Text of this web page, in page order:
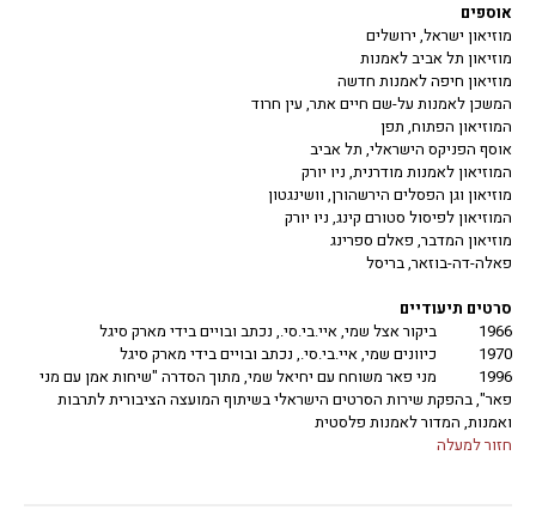
אוספים
מוזיאון ישראל, ירושלים
מוזיאון תל אביב לאמנות
מוזיאון חיפה לאמנות חדשה
המשכן לאמנות על-שם חיים אתר, עין חרוד
המוזיאון הפתוח, תפן
אוסף הפניקס הישראלי, תל אביב
המוזיאון לאמנות מודרנית, ניו יורק
מוזיאון וגן הפסלים הירשהורן, וושינגטון
המוזיאון לפיסול סטורם קינג, ניו יורק
מוזיאון המדבר, פאלם ספרינג
פאלה-דה-בוזאר, בריסל
סרטים תיעודיים
1966
ביקור אצל שמי, איי.בי.סי., נכתב ובויים בידי מארק סיגל
1970
כיוונים שמי, איי.בי.סי., נכתב ובויים בידי מארק סיגל
1996
מני פאר משוחח עם יחיאל שמי, מתוך הסדרה "שיחות אמן עם מני
פאר", בהפקת שירות הסרטים הישראלי בשיתוף המועצה הציבורית לתרבות
ואמנות, המדור לאמנות פלסטית
חזור למעלה